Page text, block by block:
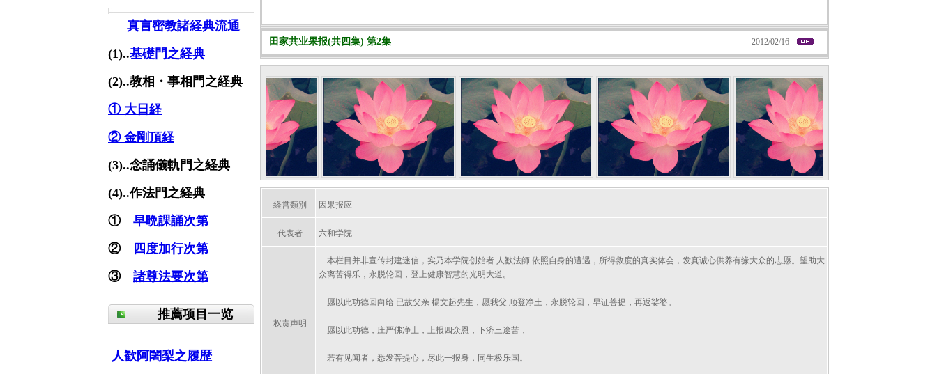
田家共业果报(共四集) 第2集 2012/02/16
経営類別 因果报应
代表者 六和学院
权责声明
本栏目并非宣传封建迷信，实乃本学院创始者 人歓法師 依照自身的遭遇，所得救度的真实体会，发真诚心供养有缘大众的志愿。望助大
众离苦得乐，永脱轮回，登上健康智慧的光明大道。
愿以此功德回向给 已故父亲 楊文起先生，愿我父 顺登净土，永脱轮回，早证菩提，再返娑婆。
愿以此功德，庄严佛净土，上报四众恩，下济三途苦，
若有见闻者，悉发菩提心，尽此一报身，同生极乐国。
真言密教諸経典流通
(1)..基礎門之経典
(2)..教相・事相門之経典
① 大日経
② 金剛頂経
(3)..念誦儀軌門之経典
(4)..作法門之経典
① 早晩課誦次第
②
四度加行次第
③ 諸尊法要次第
推薦项目一览
人歓阿闍梨之履歴